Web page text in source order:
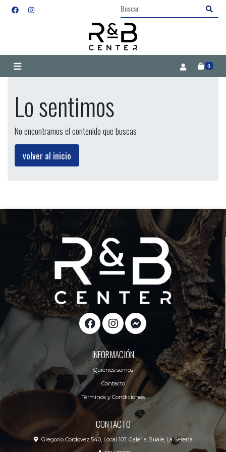
0
Lo sentimos
No encontramos el contenido que buscas
volver al inicio
INFORMACIÓN
Quiénes somos
Contacto
Términos y Condiciones
CONTACTO
Gregorio Cordovez 540, Local 107, Galeria Buale, La Serena